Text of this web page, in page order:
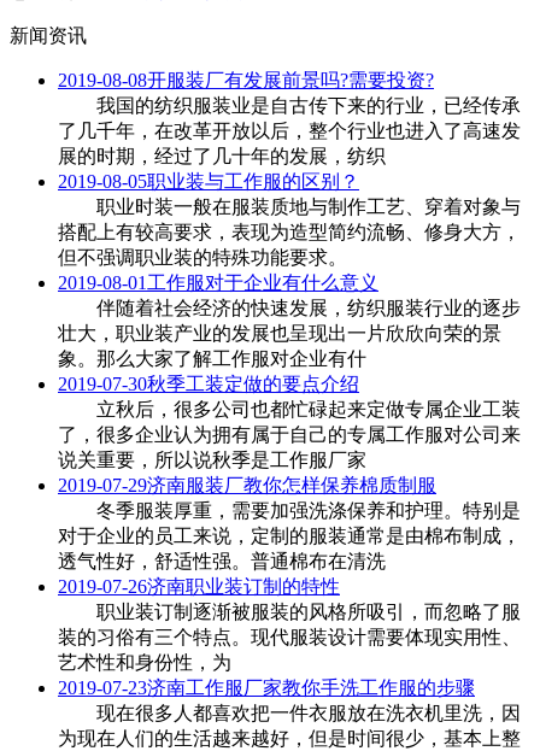
新闻资讯
2019-08-08开服装厂有发展前景吗?需要投资?
我国的纺织服装业是自古传下来的行业，已经传承
了几千年，在改革开放以后，整个行业也进入了高速发
展的时期，经过了几十年的发展，纺织
2019-08-05职业装与工作服的区别？
职业时装一般在服装质地与制作工艺、穿着对象与
搭配上有较高要求，表现为造型简约流畅、修身大方，
但不强调职业装的特殊功能要求。
2019-08-01 工作服对于企业有什么意义
伴随着社会经济的快速发展，纺织服装行业的逐步
壮大，职业装产业的发展也呈现出一片欣欣向荣的景
象。那么大家了解工作服对企业有什
2019-07-30秋季工装定做的要点介绍
立秋后，很多公司也都忙碌起来定做专属企业工装
了，很多企业认为拥有属于自己的专属工作服对公司来
说关重要，所以说秋季是工作服厂家
2019-07-29济南服装厂教你怎样保养棉质制服
冬季服装厚重，需要加强洗涤保养和护理。特别是
对于企业的员工来说，定制的服装通常是由棉布制成，
透气性好，舒适性强。普通棉布在清洗
2019-07-26济南职业装订制的特性
职业装订制逐渐被服装的风格所吸引，而忽略了服
装的习俗有三个特点。现代服装设计需要体现实用性、
艺术性和身份性，为
2019-07-23济南工作服厂家教你手洗工作服的步骤
现在很多人都喜欢把一件衣服放在洗衣机里洗，因
为现在人们的生活越来越好，但是时间很少，基本上整